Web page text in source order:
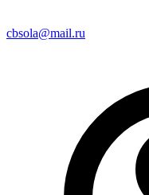
cbsola@mail.ru